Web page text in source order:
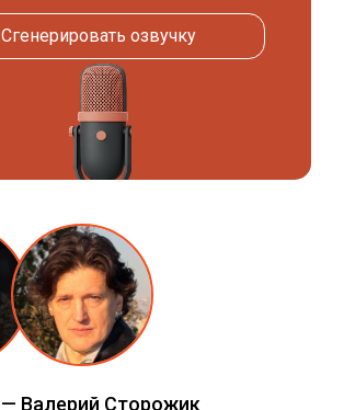
Сгенерировать озвучку
— Валерий Сторожик